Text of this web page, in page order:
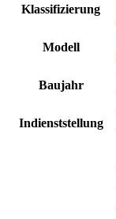
Klassifizierung
Modell
Baujahr
Indienststellung